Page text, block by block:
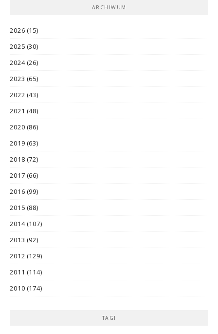
ARCHIWUM
2026 (15)
2025 (30)
2024(26)
2023 (65)
2022 (43)
2021 (48)
2020 (86)
2019 (63)
2018 (72)
2017 (66)
2016 (99)
2015 (88)
2014(107)
2013 (92)
2012 (129)
2011 (114)
2010 (174)
TAGI